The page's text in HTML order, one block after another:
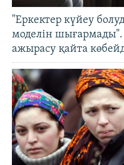
"Еркектер күйеу
моделін шығармады".
ажырасу қайта